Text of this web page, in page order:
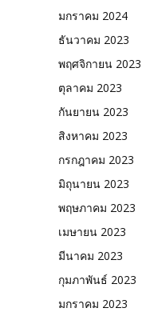
มกราคม 2024
ธันวาคม 2023
พฤศจิกายน 2023
ตุลาคม 2023
กันยายน 2023
สิงหาคม 2023
กรกฎาคม 2023
มิถุนายน 2023
พฤษภาคม 2023
เมษายน 2023
มีนาคม 2023
กุมภาพันธ์ 2023
มกราคม 2023